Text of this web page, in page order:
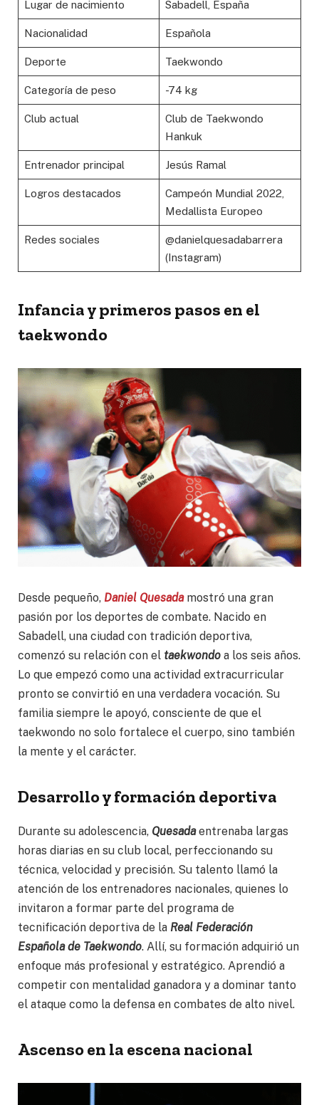
Lugar de nacimiento Sabadell, España
Nacionalidad Española
Deporte Taekwondo
Categoría de peso -74 kg
Club actual
Club de Taekwondo
Hankuk
Entrenador principal Jesús Ramal
Logros destacados
Campeón Mundial 2022,
Medallista Europeo
Redes sociales
@danielquesadabarrera
(Instagram)
Infancia y primeros pasos en el
taekwondo
Desde pequeño, Daniel Quesadamostró una gran
pasión por los deportes de combate. Nacido en
Sabadell, una ciudad con tradición deportiva,
comenzó su relación con el taekwondo a los seis años.
Lo que empezó como una actividad extracurricular
pronto se convirtió en una verdadera vocación. Su
familia siempre le apoyó, consciente de que el
taekwondo no solo fortalece el cuerpo, sino también
la mente y el carácter.
Desarrollo y formación deportiva
Durante su adolescencia, Quesadaentrenaba largas
horas diarias en su club local, perfeccionando su
técnica, velocidad y precisión. Su talento llamó la
atención de los entrenadores nacionales, quienes lo
invitaron a formar parte del programa de
tecnificación deportiva de la Real Federación
Española de Taekwondo. Allí, su formación adquirió un
enfoque más profesional y estratégico. Aprendió a
competir con mentalidad ganadora y a dominar tanto
el ataque como la defensa en combates de alto nivel.
Ascenso en la escena nacional